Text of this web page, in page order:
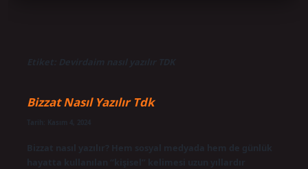
Etiket: Devirdaim nasıl yazılır TDK
Bizzat Nasıl Yazılır Tdk
Bizzat nasıl yazılır? Hem sosyal medyada hem de günlük
hayatta kullanılan “kişisel” kelimesi uzun yıllardır